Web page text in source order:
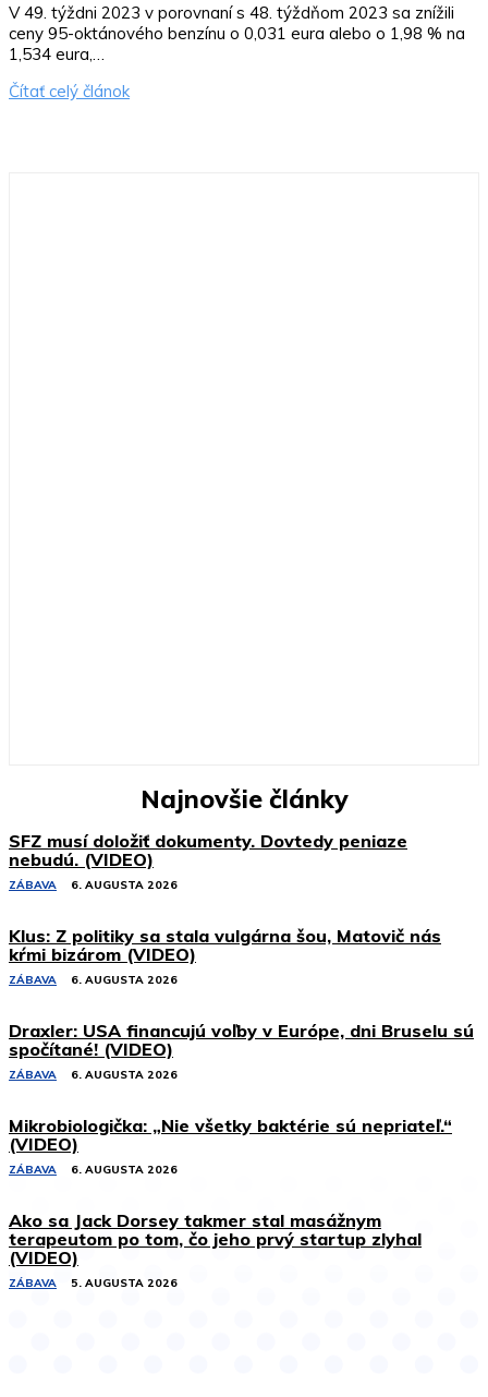
V 49. týždni 2023 v porovnaní s 48. týždňom 2023 sa znížili
ceny 95-oktánového benzínu o 0,031 eura alebo o 1,98 % na
1,534 eura,…
Čítať celý článok
Najnovšie články
SFZ musí doložiť dokumenty. Dovtedy peniaze
nebudú. (VIDEO)
ZÁBAVA 6. AUGUSTA 2026
Klus: Z politiky sa stala vulgárna šou, Matovič nás
kŕmi bizárom (VIDEO)
ZÁBAVA 6. AUGUSTA 2026
Draxler: USA financujú voľby v Európe, dni Bruselu sú
spočítané! (VIDEO)
ZÁBAVA 6. AUGUSTA 2026
Mikrobiologička: „Nie všetky baktérie sú nepriateľ.“
(VIDEO)
ZÁBAVA 6. AUGUSTA 2026
Ako sa Jack Dorsey takmer stal masážnym
terapeutom po tom, čo jeho prvý startup zlyhal
(VIDEO)
ZÁBAVA 5. AUGUSTA 2026